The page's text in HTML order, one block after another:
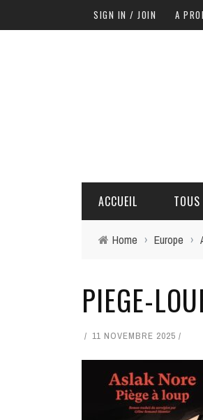
SIGN IN / JOIN A
ACCUEIL
Home › Europe ›
PIEGE-
11 NOVEMBRE 2025